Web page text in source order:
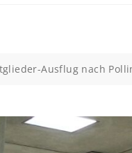
Ausflug nach